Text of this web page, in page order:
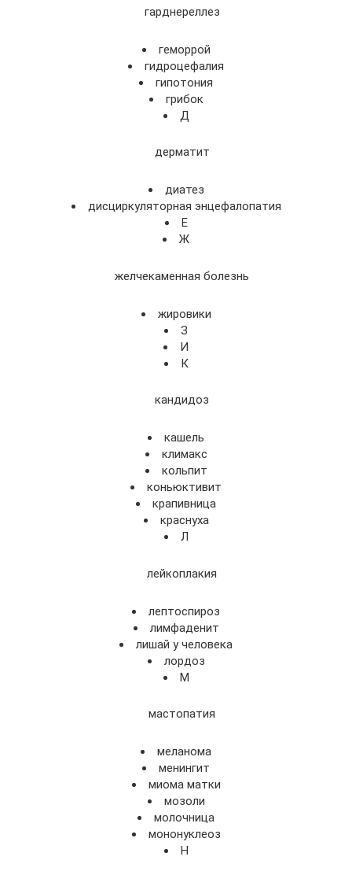
гарднереллез
геморрой
гидроцефалия
гипотония
грибок
Д
дерматит
диатез
дисциркуляторная энцефалопатия
Е
Ж
желчекаменная болезнь
жировики
З
И
К
кандидоз
кашель
климакс
кольпит
коньюктивит
крапивница
краснуха
Л
лейкоплакия
лептоспироз
лимфаденит
лишай у человека
лордоз
М
мастопатия
меланома
менингит
миома матки
мозоли
молочница
мононуклеоз
Н